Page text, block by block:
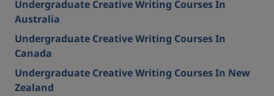
Undergraduate Creative Writing Courses In
Australia
Undergraduate Creative Writing Courses In
Canada
Undergraduate Creative Writing Courses In New
Zealand